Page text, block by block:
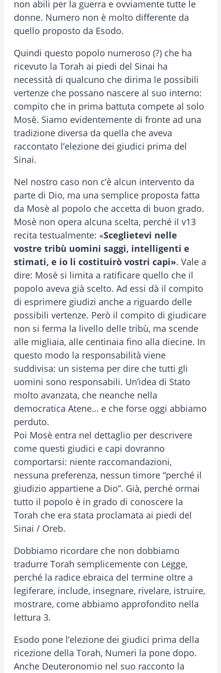
non abili per la guerra e ovviamente tutte le
donne. Numero non è molto differente da
quello proposto da Esodo.
Quindi questo popolo numeroso (?) che ha
ricevuto la Torah ai piedi del Sinai ha
necessità di qualcuno che dirima le possibili
vertenze che possano nascere al suo interno:
compito che in prima battuta compete al solo
Mosè. Siamo evidentemente di fronte ad una
tradizione diversa da quella che aveva
raccontato l’elezione dei giudici prima del
Sinai.
Nel nostro caso non c’è alcun intervento da
parte di Dio, ma una semplice proposta fatta
da Mosè al popolo che accetta di buon grado.
Mosè non opera alcuna scelta, perché il v13
recita testualmente: «Sceglietevi nelle
vostre tribù uomini saggi, intelligenti e
stimati, e io li costituirò vostri capi». Vale a
dire: Mosè si limita a ratificare quello che il
popolo aveva già scelto. Ad essi dà il compito
di esprimere giudizi anche a riguardo delle
possibili vertenze. Però il compito di giudicare
non si ferma la livello delle tribù, ma scende
alle migliaia, alle centinaia fino alla diecine. In
questo modo la responsabilità viene
suddivisa: un sistema per dire che tutti gli
uomini sono responsabili. Un’idea di Stato
molto avanzata, che neanche nella
democratica Atene… e che forse oggi abbiamo
perduto.
Poi Mosè entra nel dettaglio per descrivere
come questi giudici e capi dovranno
comportarsi: niente raccomandazioni,
nessuna preferenza, nessun timore “perché il
giudizio appartiene a Dio”. Già, perché ormai
tutto il popolo è in grado di conoscere la
Torah che era stata proclamata ai piedi del
Sinai / Oreb.
Dobbiamo ricordare che non dobbiamo
tradurre Torah semplicemente con Legge,
perché la radice ebraica del termine oltre a
legiferare, include, insegnare, rivelare, istruire,
mostrare, come abbiamo approfondito nella
lettura 3.
Esodo pone l’elezione dei giudici prima della
ricezione della Torah, Numeri la pone dopo.
Anche Deuteronomio nel suo racconto la